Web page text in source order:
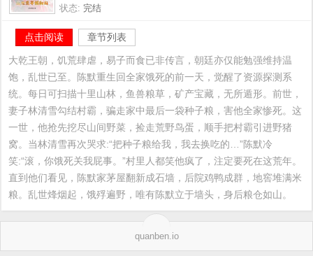
状态: 完结
点击阅读 章节列表
大乾王朝，饥荒肆虐，易子而食已非传言，朝廷亦仅能勉强维持温
饱，乱世已至。陈默重生回全家饿死的前一天，觉醒了资源探测系
统。每日可扫描十里山林，鱼兽粮草，矿产宝藏，无所遁形。前世，
妻子林清雪勾结村霸，骗走家中最后一袋种子粮，害他全家惨死。这
一世，他抢先挖尽山间野菜，捡走荒野鸟蛋，顺手把村霸引进野猪
窝。当林清雪再次哭求:“把种子粮给我，我去换吃的…”陈默冷
笑:“滚，你饿死关我屁事。”村里人都笑他疯了，注定要死在这荒年。
直到他们看见，陈默家茅屋翻新成石墙，后院鸡鸭成群，地窖堆满米
粮。乱世烽烟起，饿殍遍野，唯有陈默立于墙头，身后粮仓如山。
quanben.io